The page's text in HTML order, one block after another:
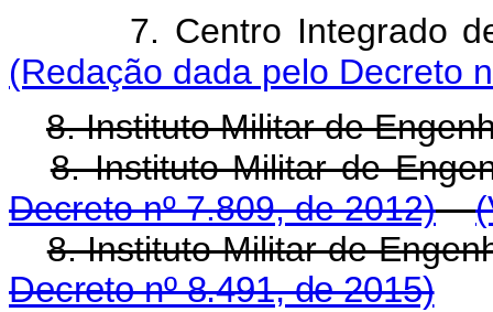
7. Centro
(Redação dada pelo Decreto
8. Instituto Militar de
8. Instituto Militar de
Decreto nº 7.809, de 2012)
8. Instituto Militar de
Decreto nº 8.491, de 2015)